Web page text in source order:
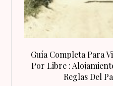
Guía Completa Para
Por Libre :
Reglas Del